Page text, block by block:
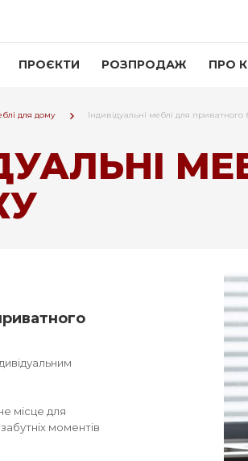
ПРОЄКТИ РОЗПРОДАЖ ПРО
для дому Індивідуальні меблі для приватного
місце для
моментів